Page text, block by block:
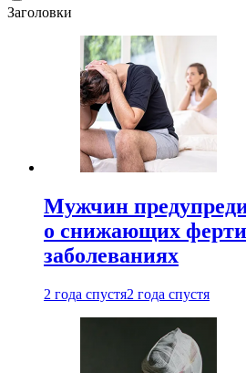
Заголовки
Мужчин
о снижающих
заболеваниях
2 года спустя2 года спустя